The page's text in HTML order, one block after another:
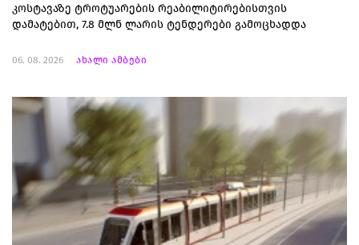
კოსტავაზე ტროტუარების რეაბილიტირებისთვის
დამატებით, 7.8 მლნ ლარის ტენდერები გამოცხადდა
06. 08. 2026 ახალი ამბები